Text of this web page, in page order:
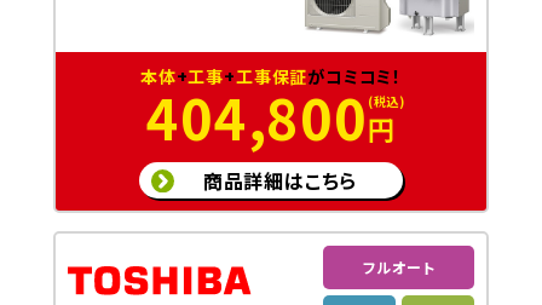
本体+工事+工事保証がコミコミ！
404,800円
商品詳細はこちら
フルオート